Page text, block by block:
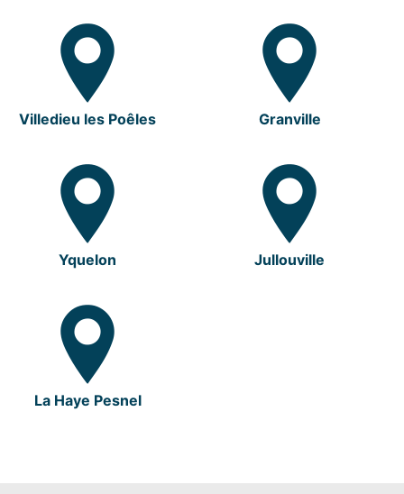
Villedieu les Poêles Granville
Yquelon Jullouville
La Haye Pesnel